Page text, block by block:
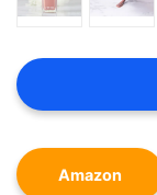
Amazon